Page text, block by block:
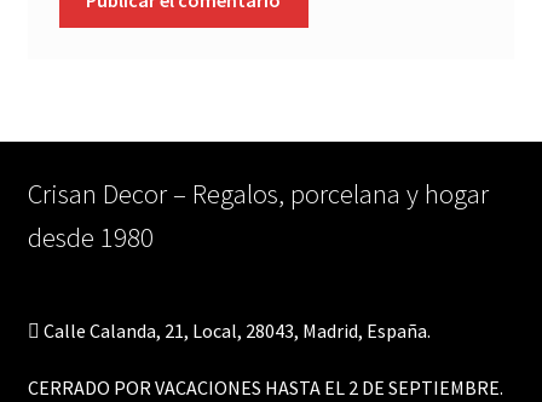
Crisan Decor – Regalos, porcelana y hogar
desde 1980
Calle Calanda, 21, Local, 28043, Madrid, España.
CERRADO POR VACACIONES HASTA EL 2 DE SEPTIEMBRE.